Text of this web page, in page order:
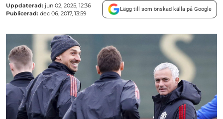
Uppdaterad: jun 02, 2025, 12:36
Publicerad: dec 06, 2017, 13:59
Lägg till som önskad källa på Google